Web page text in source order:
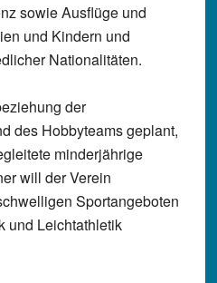
sowie Ausflüge und
und Kindern und
Nationalitäten.
der
des Hobbyteams geplant,
minderjährige
will der Verein
Sportangeboten
und Leichtathletik